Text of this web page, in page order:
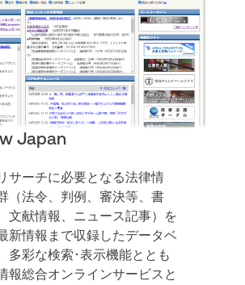
Japan
サーチに必要となる法律情
（法令、判例、審決等、書
文献情報、ニュース記事）を
新情報まで収録したデータベ
多彩な検索･表示機能ととも
報総合オンラインサービスと